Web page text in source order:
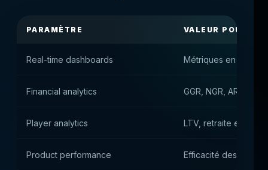
PARAMÈTRE VALEUR POUR LA
Real-time dashboards Métriques en temps
Financial analytics GGR, NGR, ARPU et
Player analytics LTV, retraite et
Product performance Efficacité des jeux